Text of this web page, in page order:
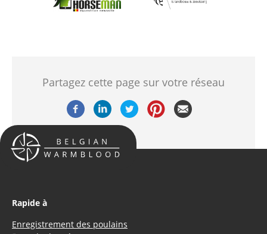
Partagez cette page sur votre réseau
Rapide à
Enregistrement des poulains